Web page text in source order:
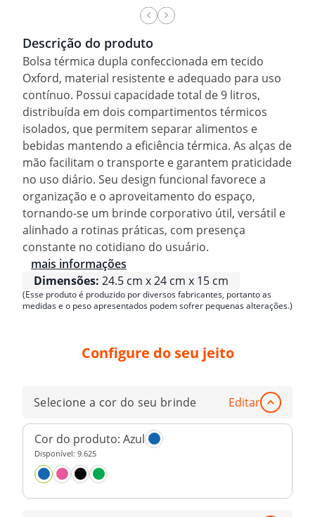
Descrição do produto
Bolsa térmica dupla confeccionada em tecido
Oxford, material resistente e adequado para uso
contínuo. Possui capacidade total de 9 litros,
distribuída em dois compartimentos térmicos
isolados, que permitem separar alimentos e
bebidas mantendo a eficiência térmica. As alças de
mão facilitam o transporte e garantem praticidade
no uso diário. Seu design funcional favorece a
organização e o aproveitamento do espaço,
tornando-se um brinde corporativo útil, versátil e
alinhado a rotinas práticas, com presença
constante no cotidiano do usuário.
mais informações
Dimensões: 24.5 cm x 24 cm x 15 cm
(Esse produto é produzido por diversos fabricantes, portanto as
medidas e o peso apresentados podem sofrer pequenas alterações.)
Configure do seu jeito
Selecione a cor do seu brinde Editar
Cor do produto: Azul
Disponível: 9.625